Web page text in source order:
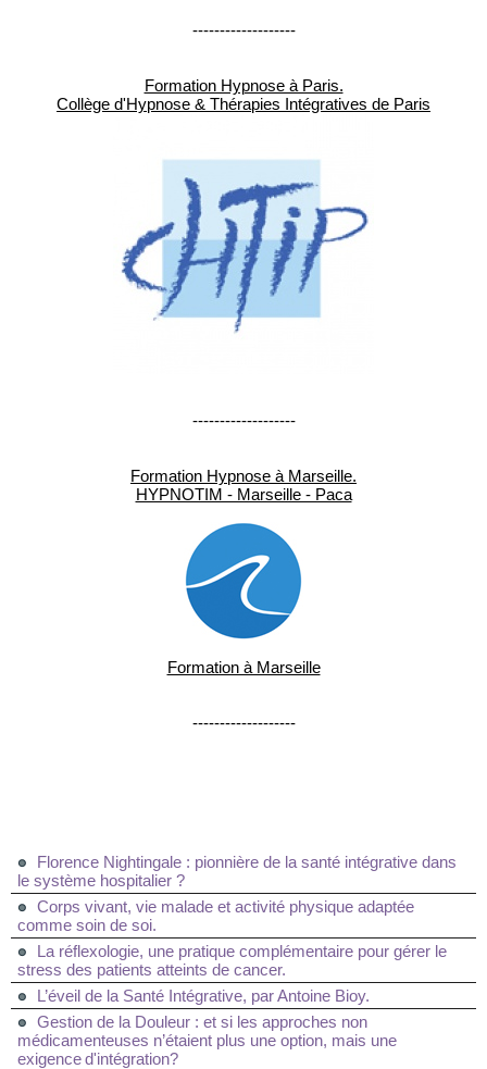
-------------------
Formation Hypnose à Paris.
Collège d'Hypnose & Thérapies Intégratives de Paris
-------------------
Formation Hypnose à Marseille.
HYPNOTIM - Marseille - Paca
Formation à Marseille
-------------------
Florence Nightingale : pionnière de la santé intégrative dans
le système hospitalier ?
Corps vivant, vie malade et activité physique adaptée
comme soin de soi.
La réflexologie, une pratique complémentaire pour gérer le
stress des patients atteints de cancer.
L’éveil de la Santé Intégrative, par Antoine Bioy.
Gestion de la Douleur : et si les approches non
médicamenteuses n’étaient plus une option, mais une
exigence d'intégration?